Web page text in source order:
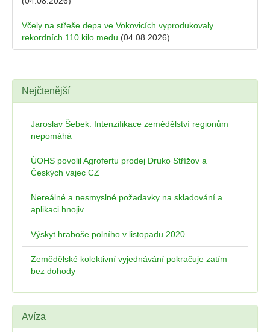
Včely na střeše depa ve Vokovicích vyprodukovaly
rekordních 110 kilo medu (04.08.2026)
Nejčtenější
Jaroslav Šebek: Intenzifikace zemědělství regionům
nepomáhá
ÚOHS povolil Agrofertu prodej Druko Střížov a
Českých vajec CZ
Nereálné a nesmyslné požadavky na skladování a
aplikaci hnojiv
Výskyt hraboše polního v listopadu 2020
Zemědělské kolektivní vyjednávání pokračuje zatím
bez dohody
Avíza